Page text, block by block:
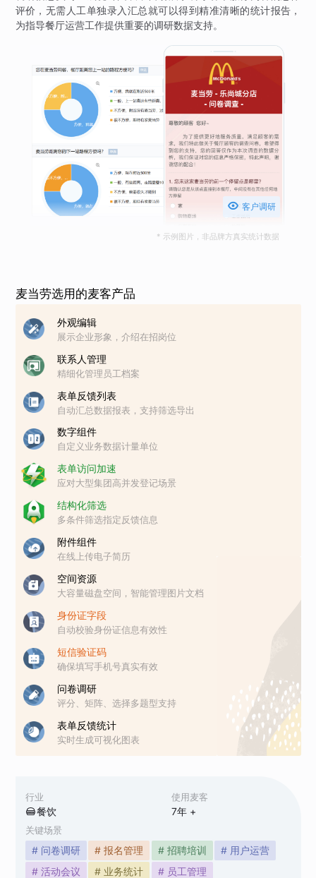
行业
餐饮
使用麦客
7年 +
关键场景
# 问卷调研 # 报名管理 # 招聘培训
# 用户运营
# 活动会议
# 业务统计 # 员工管理
评价，无需人工单独录入汇总就可以得到精准清晰的统计报告，
为指导餐厅运营工作提供重要的调研数据支持。
 客户调研
* 示例图片，非品牌方真实统计数据
麦当劳选用的麦客产品
外观编辑
展示企业形象，介绍在招岗位
联系人管理
精细化管理员工档案
表单反馈列表
自动汇总数据报表，支持筛选导出
数字组件
自定义业务数据计量单位
表单访问加速
应对大型集团高并发登记场景
结构化筛选
多条件筛选指定反馈信息
附件组件
在线上传电子简历
空间资源
大容量磁盘空间，智能管理图片文档
身份证字段
自动校验身份证信息有效性
短信验证码
确保填写手机号真实有效
问卷调研
评分、矩阵、选择多题型支持
表单反馈统计
实时生成可视化图表